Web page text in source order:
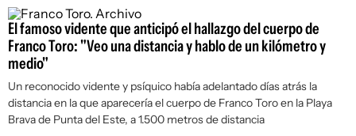
El famoso vidente que anticipó el hallazgo del cuerpo de
Franco Toro: "Veo una distancia y hablo de un kilómetro y
medio"
Un reconocido vidente y psíquico había adelantado días atrás la
distancia en la que aparecería el cuerpo de Franco Toro en la Playa
Brava de Punta del Este, a 1.500 metros de distancia